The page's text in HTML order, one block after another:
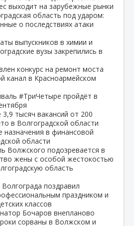
выходит на зарубежные рынки
область под ударом:
о последствиях атаки
выпускников в химии и
вузы закрепились в
конкурс на ремонт моста
канал в Красноармейском
#ТриЧетыре пройдёт в
3,9 тысяч вакансий от 200
в Волгоградской области
назначения в финансовой
области
Волжского подозревается в
жены с особой жестокостью
область
Волгограда поздравил
праздником и
классов
Бочаров внепланово
сорваны в Волжском и